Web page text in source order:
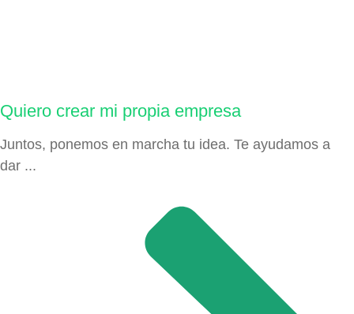
Quiero crear mi propia empresa
Juntos, ponemos en marcha tu idea. Te ayudamos a
dar ...